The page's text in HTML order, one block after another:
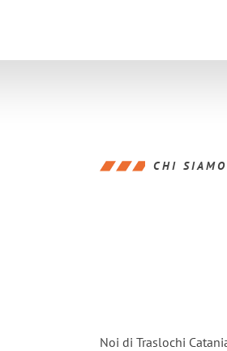
CHI SIAMO
Noi di Traslochi